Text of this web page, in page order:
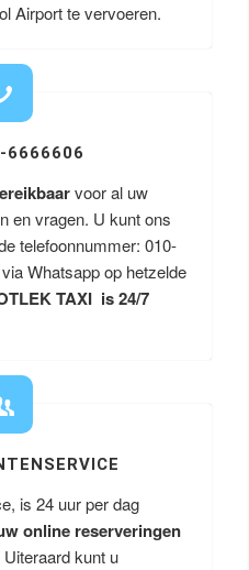
Airport te vervoeren.
6666606
voor al uw
en vragen. U kunt ons
telefoonnummer: 010-
Whatsapp op hetzelde
TAXI is 24/7
is 24 uur per dag
online reserveringen
Uiteraard kunt u